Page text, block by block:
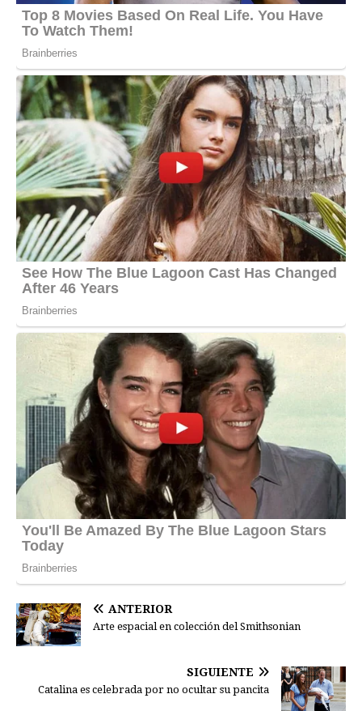
ANTERIOR
Arte espacial en colección del Smithsonian
SIGUIENTE
Catalina es celebrada por no ocultar su pancita